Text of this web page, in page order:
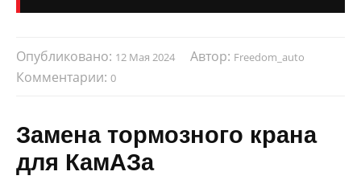
Опубликовано: 12 Мая 2024 Автор: Freedom_auto
Комментарии: 0
Замена тормозного крана
для КамАЗа